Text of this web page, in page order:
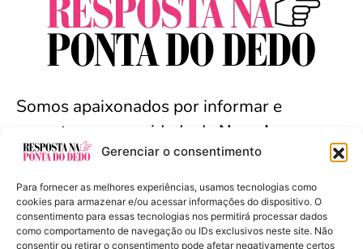
Gerenciar o consentimento
Para fornecer as melhores experiências, usamos tecnologias como
cookies para armazenar e/ou acessar informações do dispositivo. O
consentimento para essas tecnologias nos permitirá processar dados
como comportamento de navegação ou IDs exclusivos neste site. Não
consentir ou retirar o consentimento pode afetar negativamente certos
Somos apaixonados por informar e
conectar a comunidade de Nova Iguaçu
arredores. Seja bem-vindo(a).
Resposta na Ponta do Dedo - Copyright ©